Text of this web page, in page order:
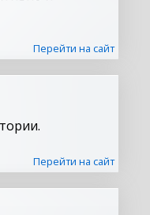
Перейти на сайт
Перейти на сайт